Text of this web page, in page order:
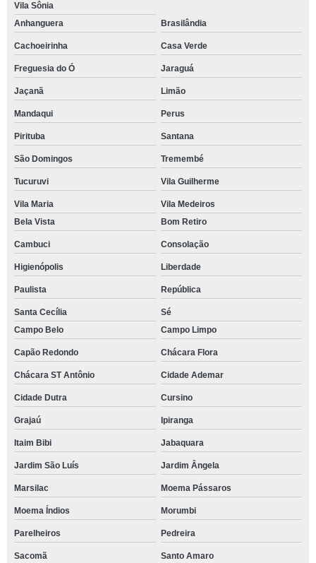
Vila Sônia
Anhanguera
Brasilândia
Cachoeirinha Casa Verde
Freguesia do Ó Jaraguá
Jaçanã Limão
Mandaqui Perus
Pirituba Santana
São Domingos Tremembé
Tucuruvi Vila Guilherme
Vila Maria
Vila Medeiros
Bela Vista
Bom Retiro
Cambuci Consolação
Higienópolis Liberdade
Paulista República
Santa Cecília
Sé
Campo Belo
Campo Limpo
Capão Redondo Chácara Flora
Chácara ST Antônio Cidade Ademar
Cidade Dutra Cursino
Grajaú Ipiranga
Itaim Bibi Jabaquara
Jardim São Luís Jardim Ângela
Marsilac Moema Pássaros
Moema Índios Morumbi
Parelheiros Pedreira
Sacomã Santo Amaro